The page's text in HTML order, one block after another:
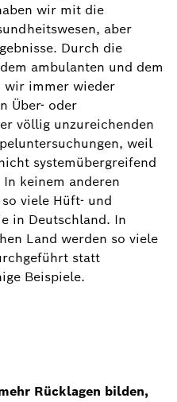
wir mit die
aber
Durch die
ambulanten und dem
wir immer wieder
Über- oder
völlig unzureichenden
weil
systemübergreifend
keinem anderen
viele Hüft- und
in Deutschland. In
Land werden so viele
statt
Beispiele.
Rücklagen bilden,